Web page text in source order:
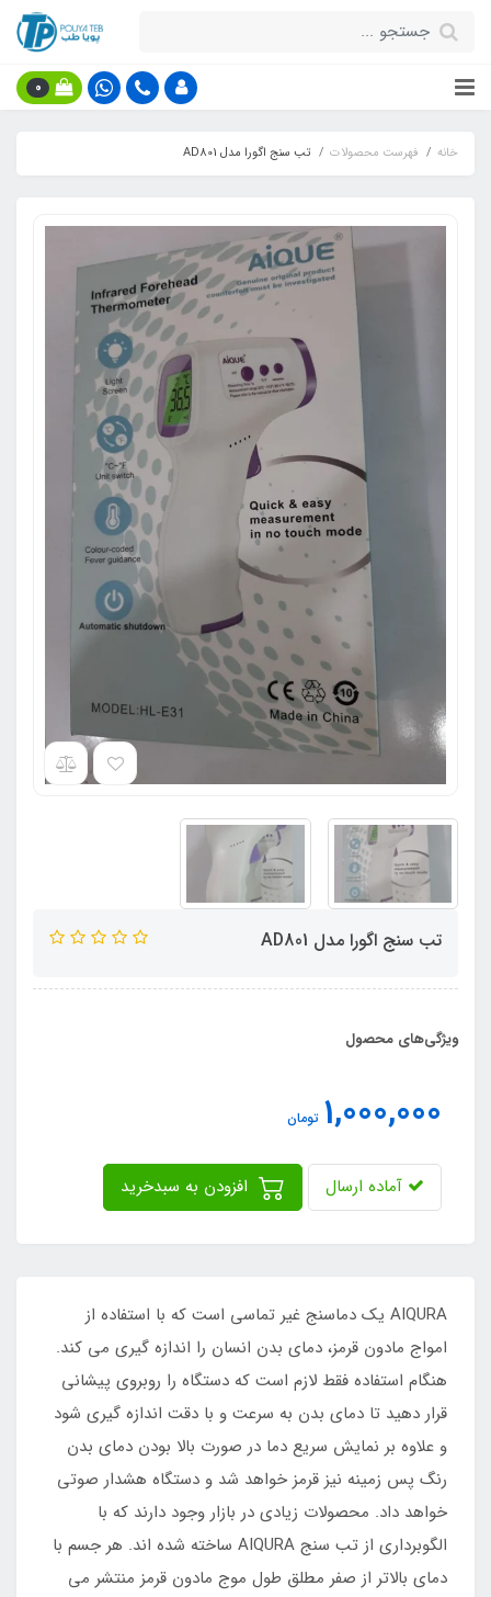
0
خانه فهرست محصولات تب سنج اگورا مدل AD801
تب سنج اگورا مدل AD801
ویژگی‌های محصول
1,000,000 تومان
آماده ارسال
AIQURA یک دماسنج غیر تماسی است که با استفاده از
امواج مادون قرمز، دمای بدن انسان را اندازه گیری می کند.
هنگام استفاده فقط لازم است که دستگاه را روبروی پیشانی
قرار دهید تا دمای بدن به سرعت و با دقت اندازه گیری شود
و علاوه بر نمایش سریع دما در صورت بالا بودن دمای بدن
رنگ پس زمینه نیز قرمز خواهد شد و دستگاه هشدار صوتی
خواهد داد. محصولات زیادی در بازار وجود دارند که با
الگوبرداری از تب سنج AIQURA ساخته شده اند. هر جسم با
دمای بالاتر از صفر مطلق طول موج مادون قرمز منتشر می